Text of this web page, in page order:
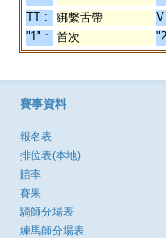
TT : 綁繫舌帶 V
"1" :
首次
賽事資料
報名表
排位表(本地)
賠率
賽果
騎師分場表
練馬師分場表